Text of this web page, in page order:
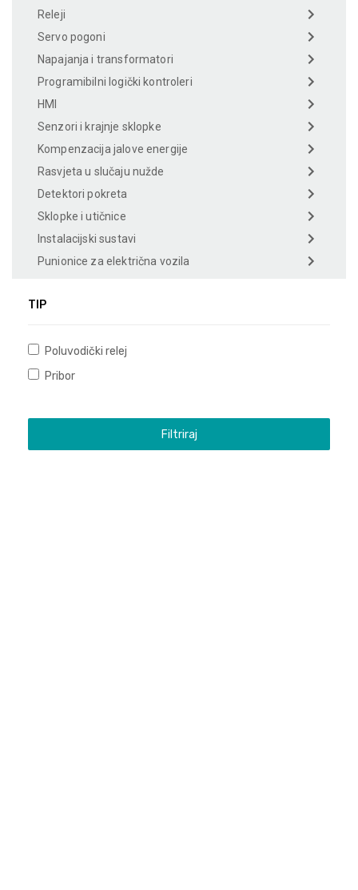
Releji
Servo pogoni
Napajanja i transformatori
Programibilni logički kontroleri
HMI
Senzori i krajnje sklopke
Kompenzacija jalove energije
Rasvjeta u slučaju nužde
Detektori pokreta
Sklopke i utičnice
Instalacijski sustavi
Punionice za električna vozila
TIP
Poluvodički relej
Pribor
Filtriraj